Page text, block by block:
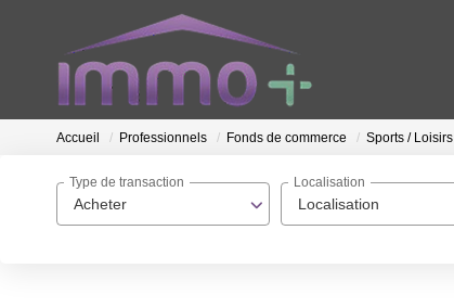
Accueil Professionnels Fonds de commerce Sports / Loisirs
Acheter
Type de transaction
Localisation
Localisation